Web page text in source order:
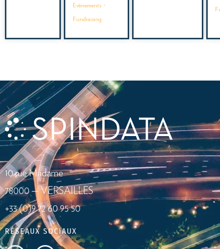
Evènements ·
Fundraising
10 rue Madame
78000 — VERSAILLES
+33 (0)9 72 60 95 50
RÉSEAUX SOCIAUX